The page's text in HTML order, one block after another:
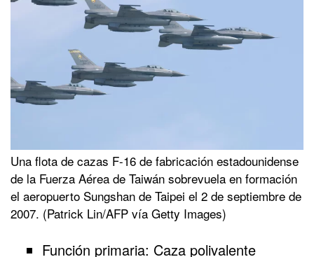
Una flota de cazas F-16 de fabricación estadounidense
de la Fuerza Aérea de Taiwán sobrevuela en formación
el aeropuerto Sungshan de Taipei el 2 de septiembre de
2007. (Patrick Lin/AFP vía Getty Images)
Función primaria: Caza polivalente